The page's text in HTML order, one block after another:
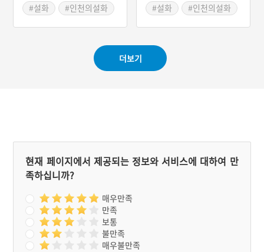
반죽은 계양산이 되었다. 옥
황상제의 7공주들은 세상을
다 만든 뒤에 인간 세상을
했다. 옥황상제는 이를 허락
하고, 잠이 들었는데 자는
동안 상제는 산을 다시 만들
#설화 #인천의설화
을 하자 고려 왕실에는 몽고
의 풍속과 언어가 퍼져 충렬
왕은 이를 못마땅하게 여겼
하였는데, 충렬왕은 이탁을
시켜 좋은 매방 자리를 찾도
록 시켰다. 이탁은 계양산의
서도 그 뒤에도 기어이 계양
산에 왔다.
#설화 #인천의설화
더보기
현재 페이지에서 제공되는 정보와 서비스에 대하여 만
족하십니까?
매우만족
만족
보통
불만족
매우불만족